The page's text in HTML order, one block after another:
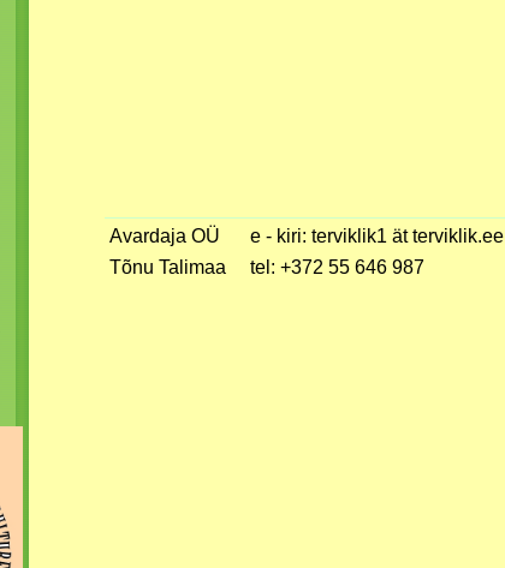
Avardaja OÜ
e - kiri: terviklik1 ät terviklik.ee
Tõnu Talimaa
tel: +372 55 646 987